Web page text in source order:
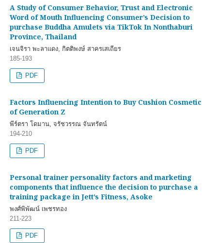
A Study of Consumer Behavior, Trust and Electronic
Word of Mouth Influencing Consumer’s Decision to
purchase Buddha Amulets via TikTok In Nonthaburi
Province, Thailand
เจนจิรา พะลาแดง, กิตติพงษ์ สาครเสเถียร
185-193
PDF
Factors Influencing Intention to Buy Cushion Cosmetic
of Generation Z
พีร์ตรา โดมาน, จรัชวรรณ จันทรัตน์
194-210
PDF
Personal trainer personality factors and marketing
components that influence the decision to purchase a
training package in Jett’s Fitness, Asoke
พงศ์พิพัฒน์ เพชรทอง
211-223
PDF